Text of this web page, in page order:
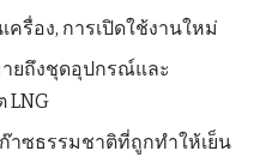
ครื่อง, การเปิดใช้งานใหม่
ยถึงชุดอุปกรณ์และ
LNG
าซธรรมชาติที่ถูกทำให้เย็น